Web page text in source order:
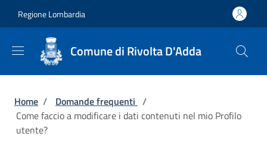
Regione Lombardia
Comune di Rivolta D'Adda
Briciole di pane
Home / Domande frequenti /
Come faccio a modificare i dati contenuti nel mio Profilo
utente?